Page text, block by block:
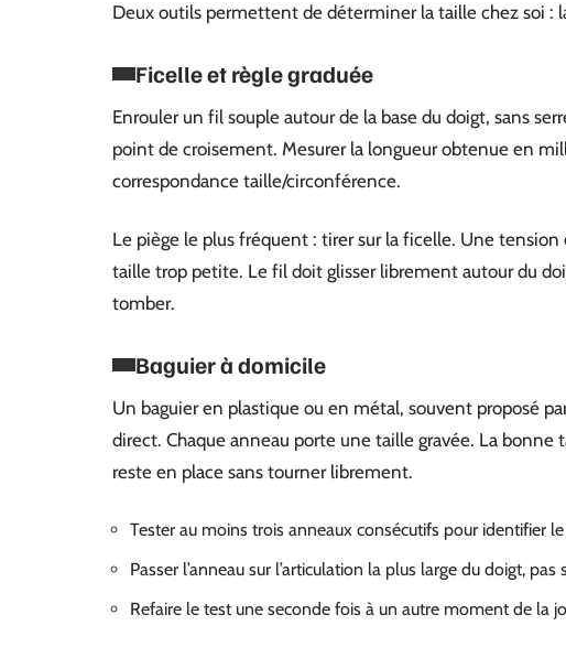
Deux outils permettent de déterminer la taille chez soi :
Ficelle et règle graduée
Enrouler un fil souple autour de la base du doigt, sans
point de croisement. Mesurer la longueur obtenue en
correspondance taille/circonférence.
Le piège le plus fréquent : tirer sur la ficelle. Une
taille trop petite. Le fil doit glisser librement autour du
tomber.
Baguier à domicile
Un baguier en plastique ou en métal, souvent proposé
direct. Chaque anneau porte une taille gravée. La bonne
reste en place sans tourner librement.
Tester au moins trois anneaux consécutifs pour identifier
Passer l’anneau sur l’articulation la plus large du doigt,
Refaire le test une seconde fois à un autre moment de la